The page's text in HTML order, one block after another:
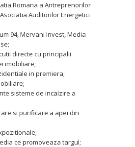
Romana a Antreprenorilor
Auditorilor Energetici
94, Mervani Invest, Media
directe cu principalii
imobiliare;
in premiera;
sisteme de incalzire a
si purificare a apei din
ce promoveaza targul;